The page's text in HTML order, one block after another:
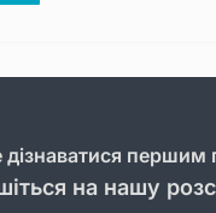
першим
на нашу